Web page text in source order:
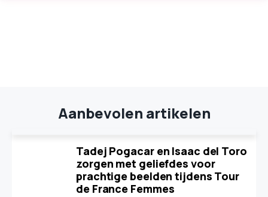
Aanbevolen artikelen
Tadej Pogacar en Isaac del Toro
zorgen met geliefdes voor
prachtige beelden tijdens Tour
de France Femmes